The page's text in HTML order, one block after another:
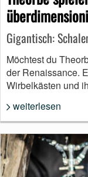
Gigantisch:
Möchtest du
der Renaissance.
Wirbelkästen und
weiterlesen